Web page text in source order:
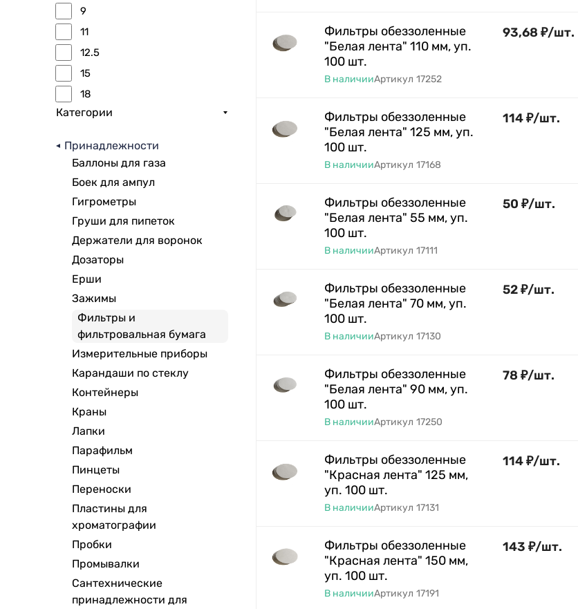
9
11
12.5
15
18
Категории
Принадлежности
Баллоны для газа
Боек для ампул
Гигрометры
Груши для пипеток
Держатели для воронок
Дозаторы
Ерши
Зажимы
Фильтры и
фильтровальная бумага
Измерительные приборы
Карандаши по стеклу
Контейнеры
Краны
Лапки
Парафильм
Пинцеты
Переноски
Пластины для
хроматографии
Пробки
Промывалки
Сантехнические
принадлежности для
Фильтры обеззоленные
"Белая лента" 110 мм, уп.
100 шт.
В наличииАртикул 17252
93,68 ₽/шт.
Фильтры обеззоленные
"Белая лента" 125 мм, уп.
100 шт.
В наличииАртикул 17168
114₽/шт.
Фильтры обеззоленные
"Белая лента" 55 мм, уп.
100 шт.
В наличииАртикул 17111
50 ₽/шт.
Фильтры обеззоленные
"Белая лента" 70 мм, уп.
100 шт.
В наличииАртикул 17130
52₽/шт.
Фильтры обеззоленные
"Белая лента" 90 мм, уп.
100 шт.
В наличииАртикул 17250
78 ₽/шт.
Фильтры обеззоленные
"Красная лента" 125 мм,
уп. 100 шт.
В наличииАртикул 17131
114₽/шт.
Фильтры обеззоленные
"Красная лента" 150 мм,
уп. 100 шт.
В наличииАртикул 17191
143 ₽/шт.